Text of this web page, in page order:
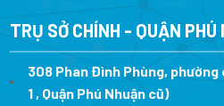
TRỤ SỞ CHÍNH - QUẬN PHÚ
308 Phan Đình Phùng, phường
1 , Quận Phú Nhuận cũ)